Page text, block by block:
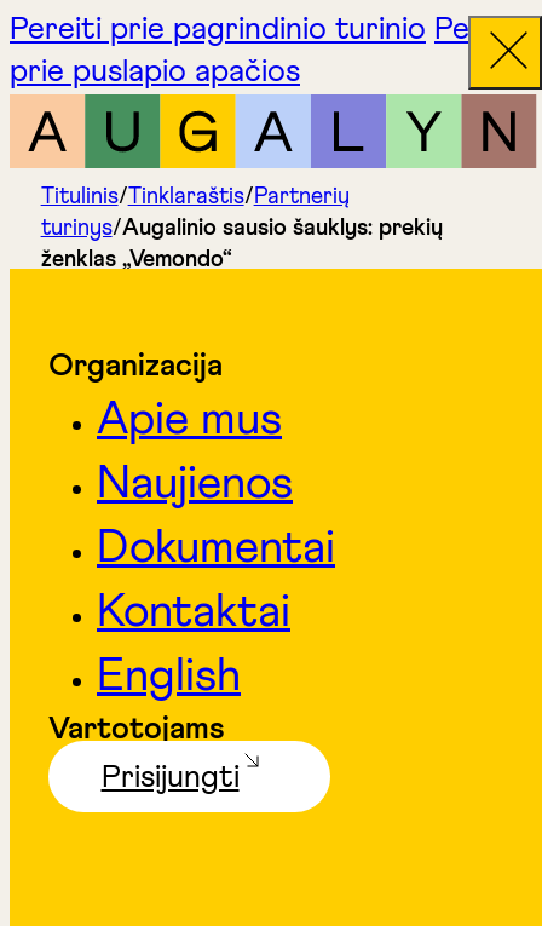
Pereiti prie pagrindinio turinio Pereiti
prie puslapio apačios
Titulinis/Tinklaraštis/Partnerių
turinys/Augalinio sausio šauklys: prekių
ženklas „Vemondo“
Organizacija
Apie mus
Naujienos
Dokumentai
Kontaktai
English
Vartotojams
Prisijungti